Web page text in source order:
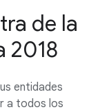
de la
2018
entidades
a todos los